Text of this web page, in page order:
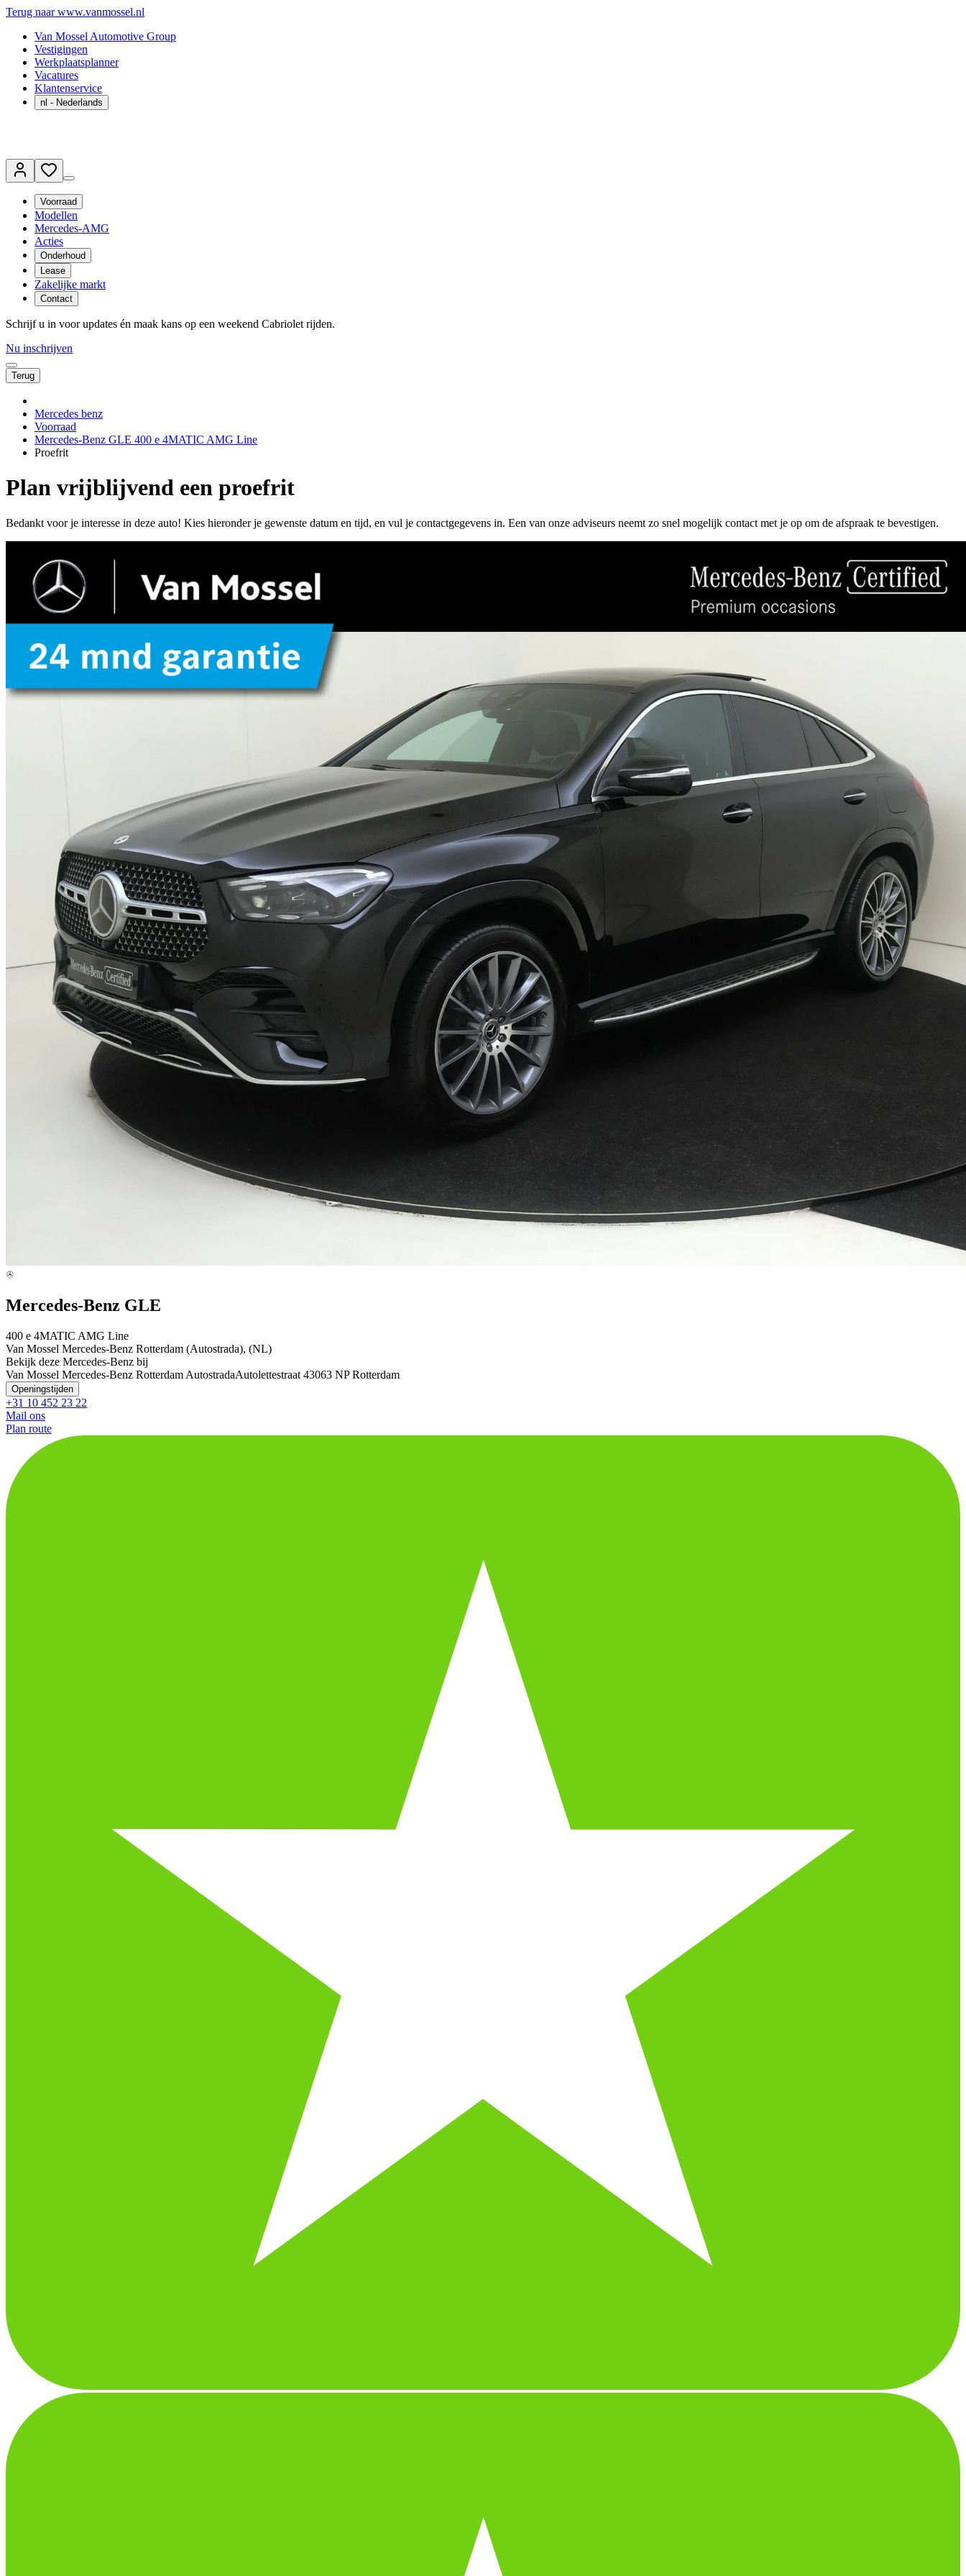
Terug naar www.vanmossel.nl
Van Mossel Automotive Group
Vestigingen
Werkplaatsplanner
Vacatures
Klantenservice
nl - Nederlands
Voorraad
Modellen
Mercedes-AMG
Acties
Onderhoud
Lease
Zakelijke markt
Contact
Schrijf u in voor updates én maak kans op een weekend Cabriolet rijden.
Nu inschrijven
Terug
Mercedes benz
Voorraad
Mercedes-Benz GLE 400 e 4MATIC AMG Line
Proefrit
Plan vrijblijvend een proefrit
Bedankt voor je interesse in deze auto! Kies hieronder je gewenste datum en tijd, en vul je contactgegevens in. Een van onze adviseurs neemt zo snel mogelijk contact met je op om de afspraak te bevestigen.
Mercedes-Benz GLE
400 e 4MATIC AMG Line
Van Mossel Mercedes-Benz Rotterdam (Autostrada), (NL)
Bekijk deze Mercedes-Benz bij
Van Mossel Mercedes-Benz Rotterdam AutostradaAutolettestraat 43063 NP Rotterdam
Openingstijden
+31 10 452 23 22
Mail ons
Plan route